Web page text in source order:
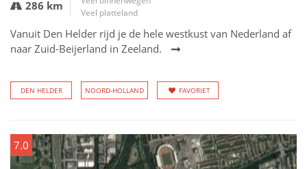
286 km
Veel platteland
Vanuit Den Helder rijd je de hele westkust van Nederland af
naar Zuid-Beijerland in Zeeland.
DEN HELDER NOORD-HOLLAND FAVORIET
7.0